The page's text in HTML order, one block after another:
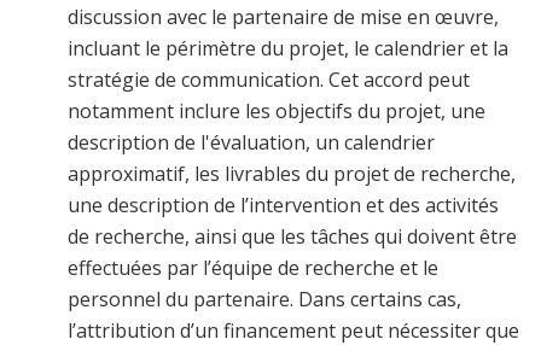
discussion avec le partenaire de mise en œuvre,
incluant le périmètre du projet, le calendrier et la
stratégie de communication. Cet accord peut
notamment inclure les objectifs du projet, une
description de l'évaluation, un calendrier
approximatif, les livrables du projet de recherche,
une description de l’intervention et des activités
de recherche, ainsi que les tâches qui doivent être
effectuées par l’équipe de recherche et le
personnel du partenaire. Dans certains cas,
l’attribution d’un financement peut nécessiter que